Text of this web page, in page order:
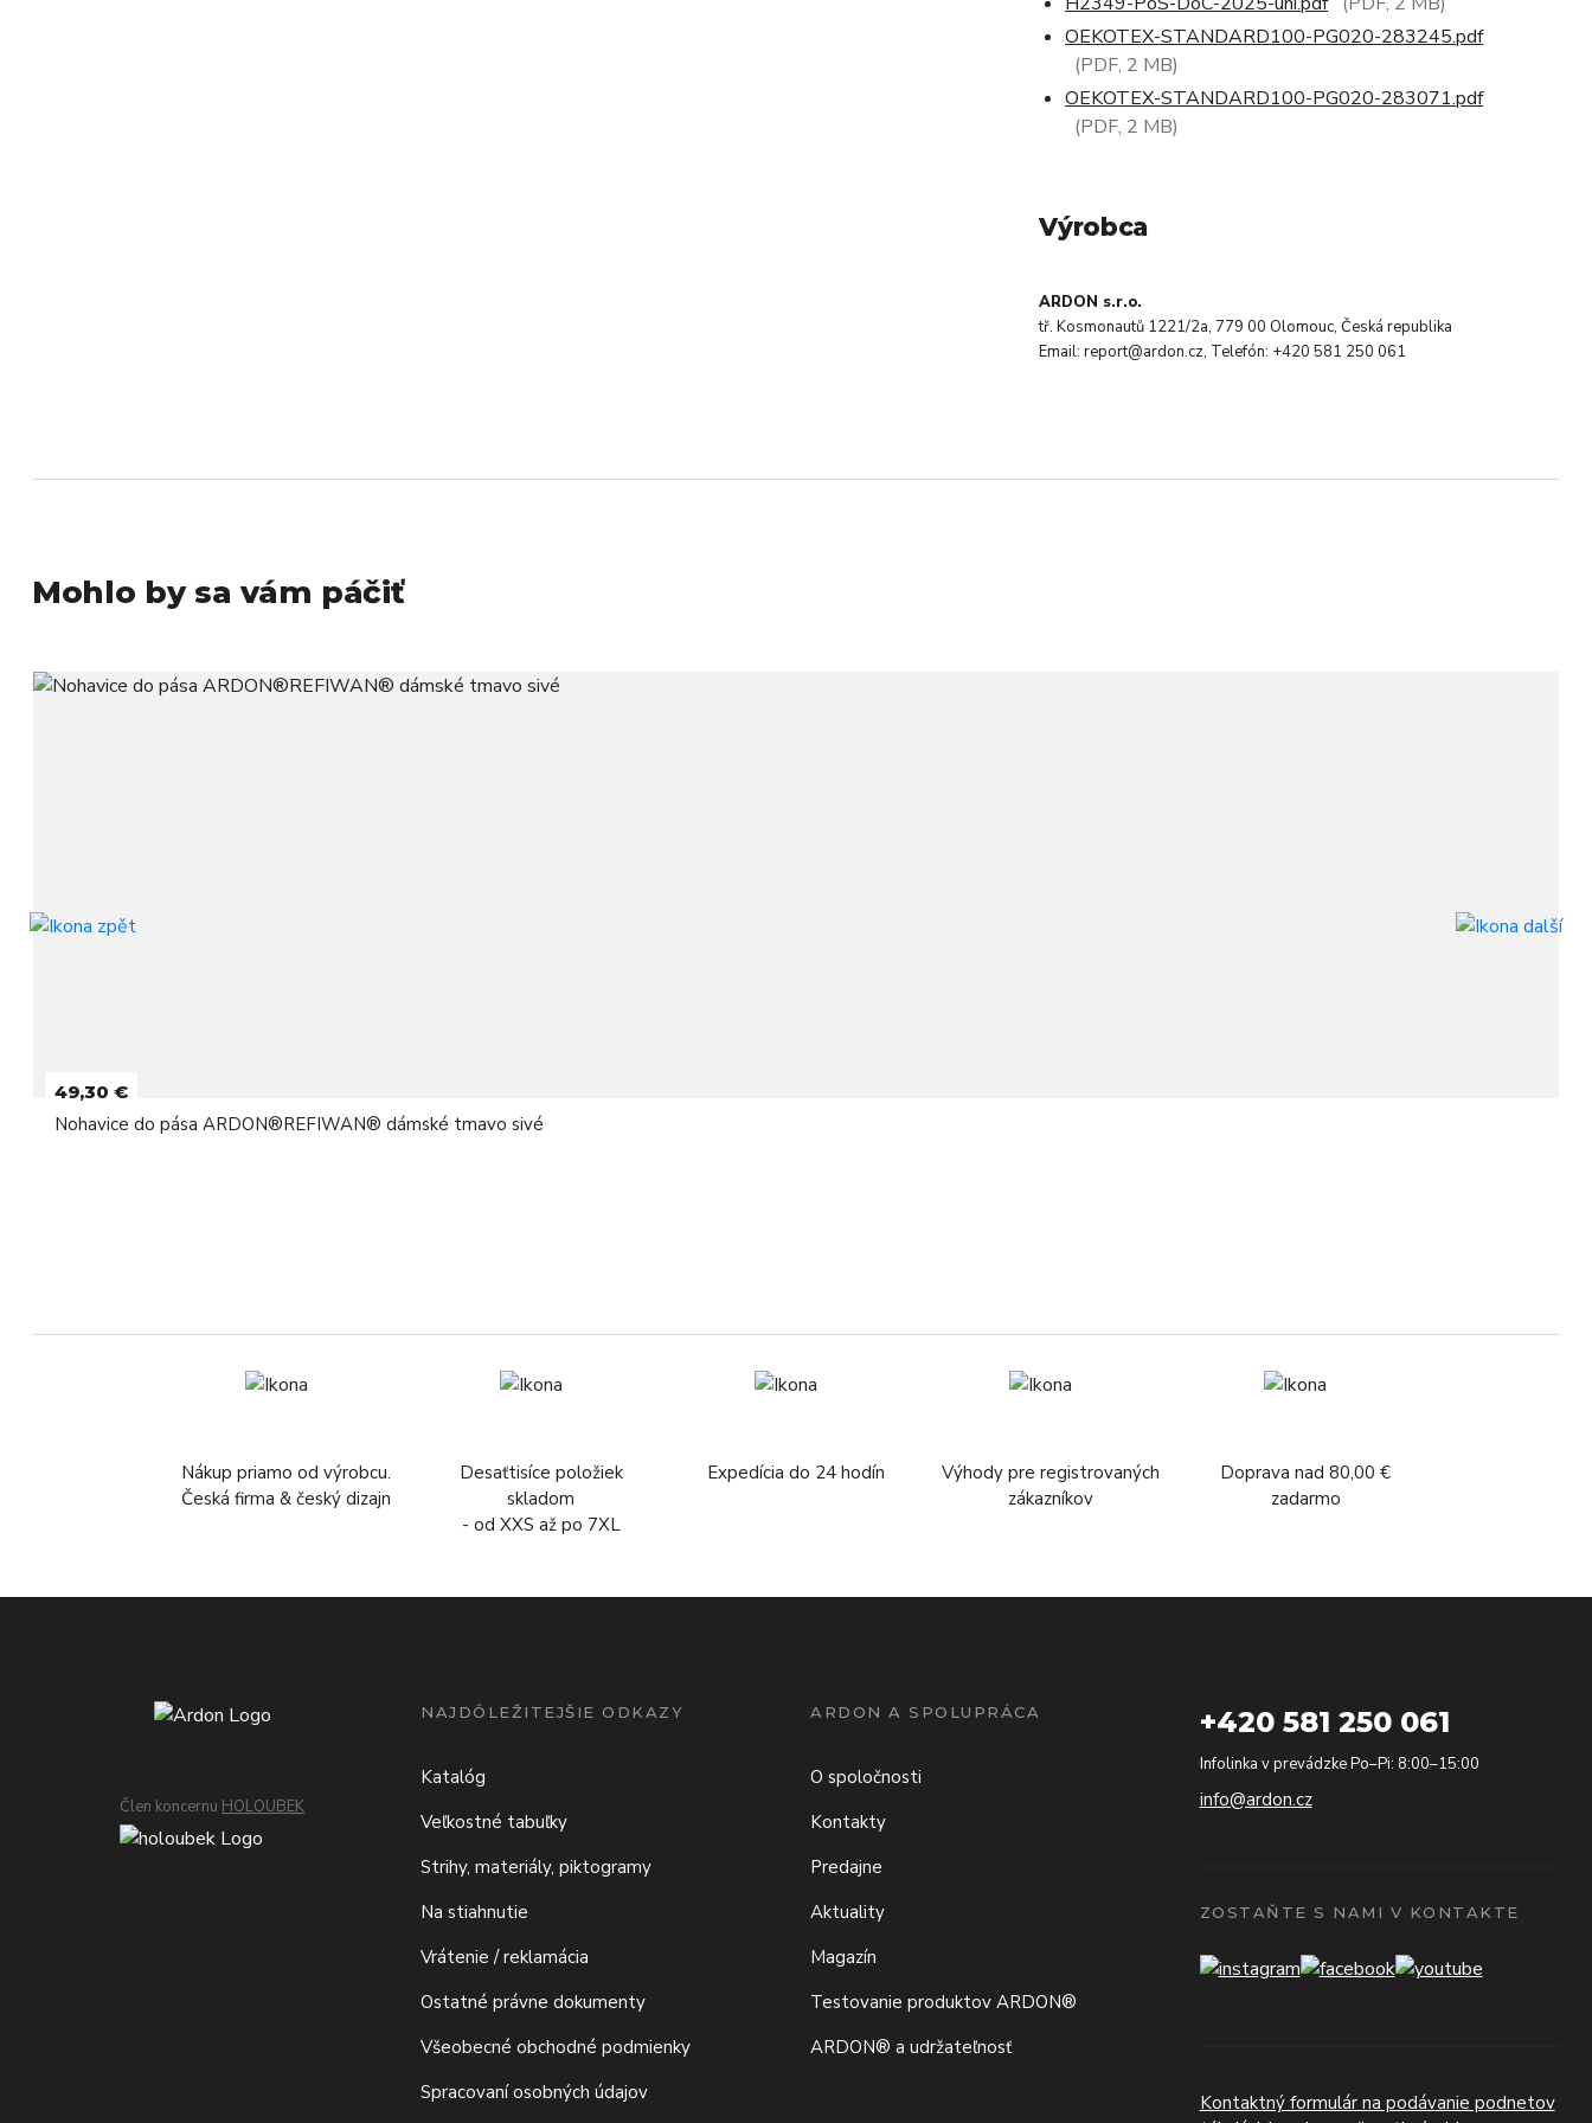
OEKOTEX-STANDARD100-PG020-283245.pdf
(PDF, 2 MB)
OEKOTEX-STANDARD100-PG020-283071.pdf
(PDF, 2 MB)
Výrobca
ARDON s.r.o.
tř. Kosmonautů 1221/2a, 779 00 Olomouc, Česká republika
Email: report@ardon.cz, Telefón: +420 581 250 061
Mohlo by sa vám páčiť
49,30 €
Nohavice do pása ARDON®REFIWAN® dámské tmavo sivé
Nákup priamo od výrobcu.
Česká firma & český dizajn
Desaťtisíce položiek
skladom
- od XXS až po 7XL
Expedícia do 24 hodín
Výhody pre registrovaných
zákazníkov
Doprava nad 80,00 €
zadarmo
Člen koncernu HOLOUBEK
NAJDÔLEŽITEJŠIE ODKAZY
Katalóg
Veľkostné tabuľky
Strihy, materiály, piktogramy
Na stiahnutie
Vrátenie / reklamácia
Ostatné právne dokumenty
Všeobecné obchodné podmienky
Spracovaní osobných údajov
ARDON A SPOLUPRÁCA
O spoločnosti
Kontakty
Predajne
Aktuality
Magazín
Testovanie produktov ARDON®
ARDON® a udržateľnosť
+420 581 250 061
Infolinka v prevádzke Po–Pi: 8:00–15:00
info@ardon.cz
ZOSTAŇTE S NAMI V KONTAKTE
Kontaktný formulár na podávanie podnetov